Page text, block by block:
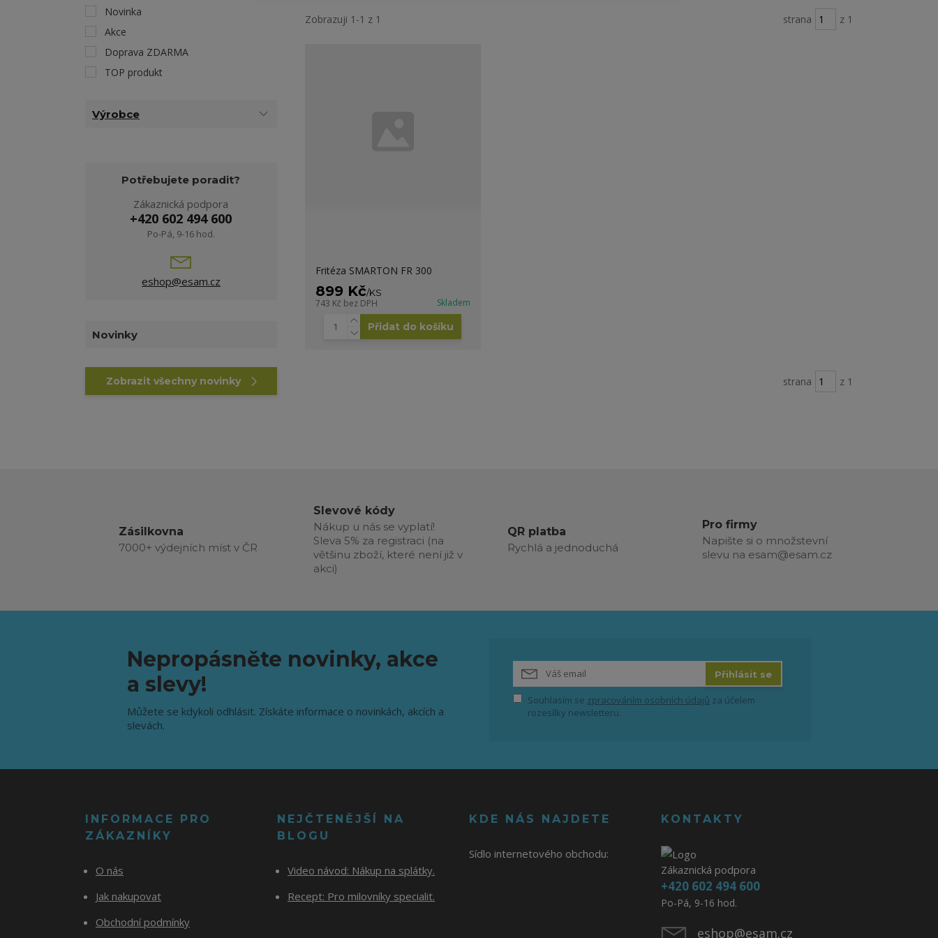
Zobrazuji 1-1 z 1 strana z 1
Fritéza SMARTON FR 300
899 Kč/KS
743 Kč bez DPH Skladem
Přidat do košíku
strana z 1
Novinka
Akce
Doprava ZDARMA
TOP produkt
Výrobce
Potřebujete poradit?
Zákaznická podpora
+420 602 494 600
Po-Pá, 9-16 hod.
eshop@esam.cz
Novinky
Zobrazit všechny novinky
Zásilkovna
7000+ výdejních míst v ČR
Slevové kódy
Nákup u nás se vyplatí!
Sleva 5% za registraci (na
většinu zboží, které není již v
akci)
QR platba
Rychlá a jednoduchá
Pro firmy
Napište si o množstevní
slevu na esam@esam.cz
Nepropásněte novinky, akce
a slevy!
Můžete se kdykoli odhlásit. Získáte informace o novinkách, akcích a
slevách.
Přihlásit se
Souhlasím se zpracováním osobních údajů za účelem
rozesílky newsletteru.
INFORMACE PRO
ZÁKAZNÍKY
O nás
Jak nakupovat
Obchodní podmínky
NEJČTENĚJŠÍ NA
BLOGU
Video návod: Nákup na splátky.
Recept: Pro milovníky specialit.
KDE NÁS NAJDETE
Sídlo internetového obchodu:
KONTAKTY
Zákaznická podpora
+420 602 494 600
Po-Pá, 9-16 hod.
eshop@esam.cz